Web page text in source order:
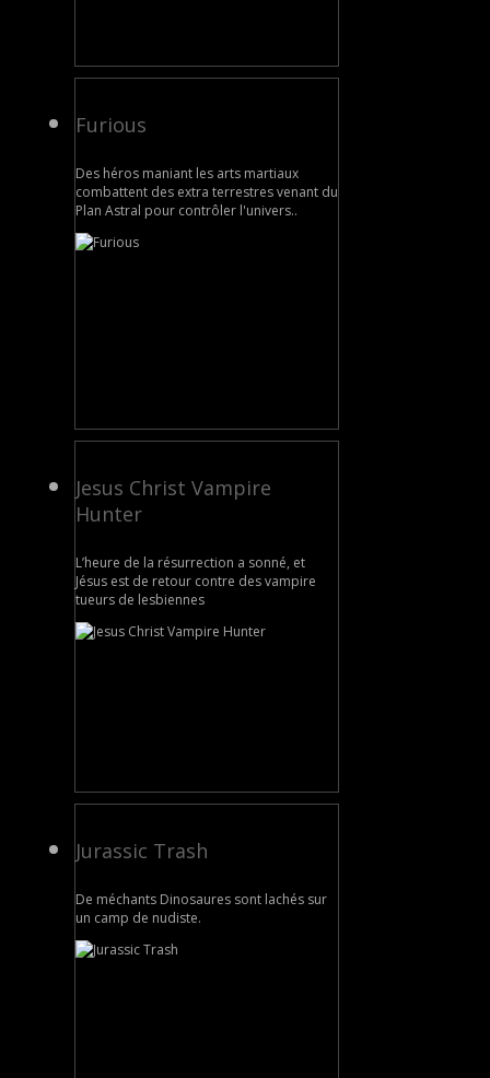
Furious
Des héros maniant les arts martiaux
combattent des extra terrestres venant du
Plan Astral pour contrôler l'univers..
Jesus Christ Vampire
Hunter
L’heure de la résurrection a sonné, et
Jésus est de retour contre des vampire
tueurs de lesbiennes
Jurassic Trash
De méchants Dinosaures sont lachés sur
un camp de nudiste.